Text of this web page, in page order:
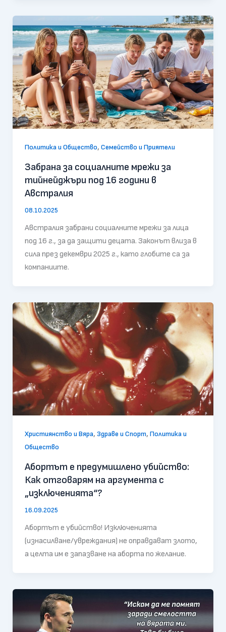
Политика и Общество, Семейство и Приятели
Забрана за социалните мрежи за
тийнейджъри под 16 години в
Австралия
08.10.2025
Австралия забрани социалните мрежи за лица
под 16 г., за да защити децата. Законът влиза в
сила през декември 2025 г., като глобите са за
компаниите.
Християнство и Вяра, Здраве и Спорт, Политика и
Общество
Абортът е предумишлено убийство:
Как отговарям на аргумента с
„изключенията“?
16.09.2025
Абортът е убийство! Изключенията
(изнасилване/увреждания) не оправдават злото,
а целта им е запазване на аборта по желание.